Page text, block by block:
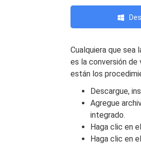
Cualquiera que sea
es la conversión de
están los
Descargue,
Agregue
integrado.
Haga clic en el
Haga clic en el